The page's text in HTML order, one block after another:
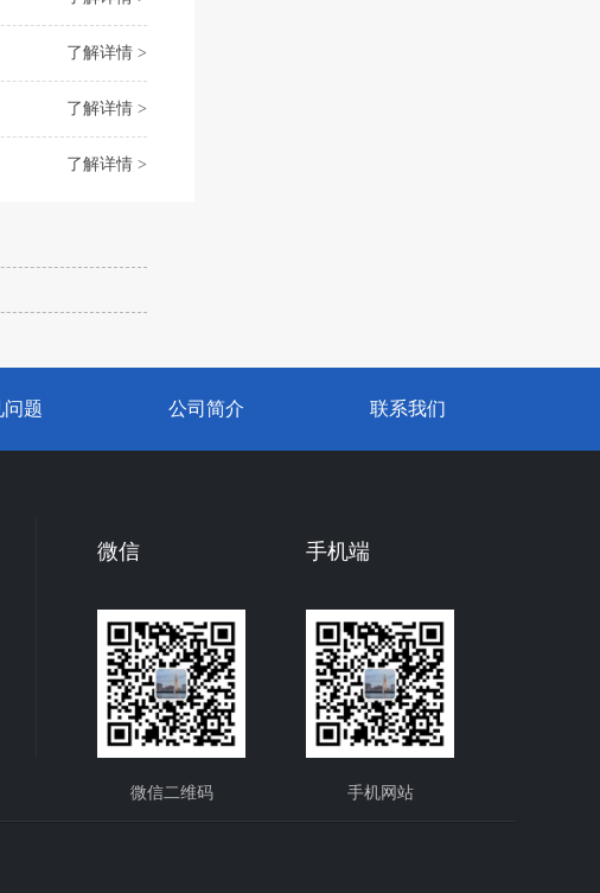
了解详情 >
了解详情 >
了解详情 >
问题 公司简介 联系我们
手机端
手机网站
微信
微信二维码